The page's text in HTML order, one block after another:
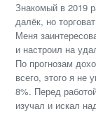
Знакомый в 2019
далёк, но
Меня
и настроил на
По прогнозам
всего, этого я не
8%. Перед
изучал и искал